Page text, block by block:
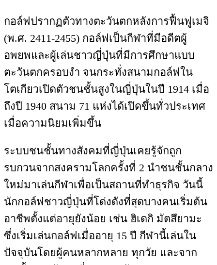
กอล์ฟปรากฏตัวทางตะวันตกหลังการฟื้นฟูเมจิ
(พ.ศ. 2411-2455) กอล์ฟเป็นกีฬาที่มีอดีตผู้
อพยพและผู้เล่นชาวญี่ปุ่นที่มีการศึกษาแบบ
ตะวันตกครอบงำ จนกระทั่งสนามกอล์ฟใน
โตเกียวเปิดตัวชนชั้นสูงในญี่ปุ่นในปี 1914 เมื่อ
ถึงปี 1940 สนาม 71 แห่งได้เปิดขึ้นทั่วประเทศ
เมื่อความนิยมเพิ่มขึ้น
ระบบชนชั้นทางสังคมที่ญี่ปุ่นเคยรู้จักถูก
รบกวนจากสงครามโลกครั้งที่ 2 นำชนชั้นกลาง
ใหม่มาเล่นกีฬาเพื่อเป็นสถานที่ทำธุรกิจ วันนี้
นักกอล์ฟชาวญี่ปุ่นที่โด่งดังที่สุดบางคนเริ่มต้น
อาชีพตั้งแต่อายุยังน้อย เช่น ฮิเดกิ มัตสึยามะ
ซึ่งเริ่มเล่นกอล์ฟเมื่ออายุ 15 ปี กีฬานี้เล่นใน
ปัจจุบันโดยผู้คนหลากหลาย ทุกวัย และจาก